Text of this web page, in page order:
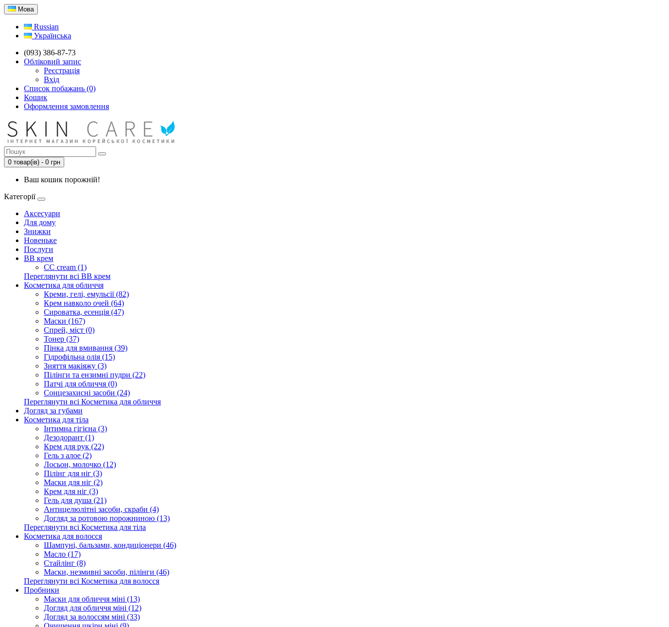
Мова
Russian
Українська
(093) 386-87-73
Обліковий запис
Реєстрація
Вхід
Список побажань (0)
Кошик
Оформлення замовлення
0 товар(ів) - 0 грн
Ваш кошик порожній!
Категорії
Аксесуари
Для дому
Знижки
Новеньке
Послуги
BB крем
CC cream (1)
Переглянути всі BB крем
Косметика для обличчя
Креми, гелі, емульсії (82)
Крем навколо очей (64)
Сироватка, есенція (47)
Маски (167)
Спрей, міст (0)
Тонер (37)
Пінка для вмивання (39)
Гідрофільна олія (15)
Зняття макіяжу (3)
Пілінги та ензимні пудри (22)
Патчі для обличчя (0)
Сонцезахисні засоби (24)
Переглянути всі Косметика для обличчя
Догляд за губами
Косметика для тіла
Інтимна гігієна (3)
Дезодорант (1)
Крем для рук (22)
Гель з алое (2)
Лосьон, молочко (12)
Пілінг для ніг (3)
Маски для ніг (2)
Крем для ніг (3)
Гель для душа (21)
Антицелюлітні засоби, скраби (4)
Догляд за ротовою порожниною (13)
Переглянути всі Косметика для тіла
Косметика для волосся
Шампуні, бальзами, кондиціонери (46)
Масло (17)
Стайлінг (8)
Маски, незмивні засоби, пілінги (46)
Переглянути всі Косметика для волосся
Пробники
Маски для обличчя міні (13)
Догляд для обличчя міні (12)
Догляд за волоссям міні (33)